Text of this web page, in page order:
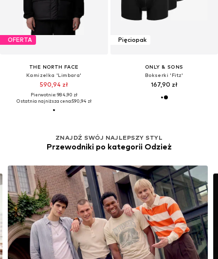
OFERTA
THE NORTH FACE
Kamizelka 'Limbara'
590,94 zł
Pierwotnie: 984,90 zł
Ostatnia najniższa cena:590,94 zł
Pięciopak
ONLY & SONS
Bokserki 'Fitz'
167,90 zł
ZNAJDŹ SWÓJ NAJLEPSZY STYL
Przewodniki po kategorii Odzież